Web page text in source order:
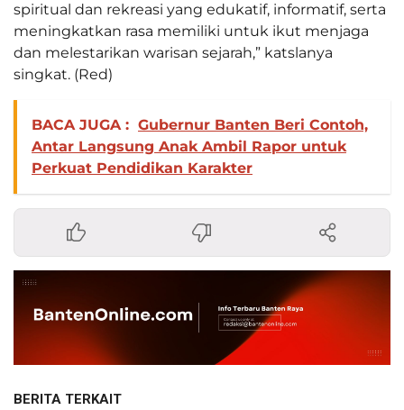
spiritual dan rekreasi yang edukatif, informatif, serta
meningkatkan rasa memiliki untuk ikut menjaga
dan melestarikan warisan sejarah,” katslanya
singkat. (Red)
BACA JUGA : Gubernur Banten Beri Contoh,
Antar Langsung Anak Ambil Rapor untuk
Perkuat Pendidikan Karakter
BERITA TERKAIT